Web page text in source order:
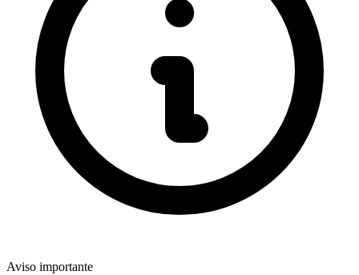
Aviso importante